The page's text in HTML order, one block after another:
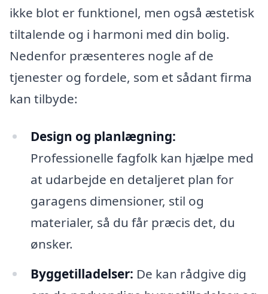
ikke blot er funktionel, men også æstetisk
tiltalende og i harmoni med din bolig.
Nedenfor præsenteres nogle af de
tjenester og fordele, som et sådant firma
kan tilbyde:
Design og planlægning:
Professionelle fagfolk kan hjælpe med
at udarbejde en detaljeret plan for
garagens dimensioner, stil og
materialer, så du får præcis det, du
ønsker.
Byggetilladelser: De kan rådgive dig